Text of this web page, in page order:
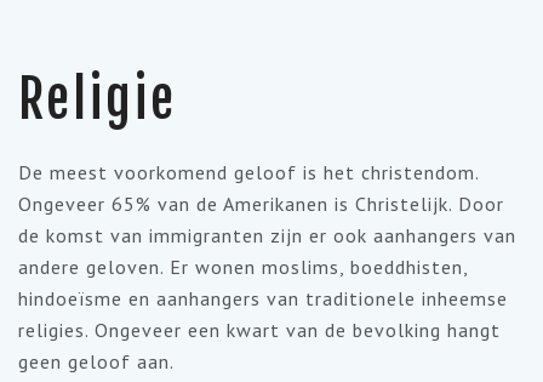
Religie
De meest voorkomend geloof is het christendom.
Ongeveer 65% van de Amerikanen is Christelijk. Door
de komst van immigranten zijn er ook aanhangers van
andere geloven. Er wonen moslims, boeddhisten,
hindoeïsme en aanhangers van traditionele inheemse
religies. Ongeveer een kwart van de bevolking hangt
geen geloof aan.